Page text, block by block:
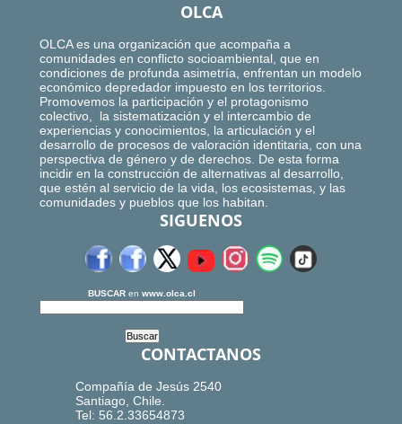
OLCA
OLCA es una organización que acompaña a
comunidades en conflicto socioambiental, que en
condiciones de profunda asimetría, enfrentan un modelo
económico depredador impuesto en los territorios.
Promovemos la participación y el protagonismo
colectivo, la sistematización y el intercambio de
experiencias y conocimientos, la articulación y el
desarrollo de procesos de valoración identitaria, con una
perspectiva de género y de derechos. De esta forma
incidir en la construcción de alternativas al desarrollo,
que estén al servicio de la vida, los ecosistemas, y las
comunidades y pueblos que los habitan.
SIGUENOS
BUSCAR en www.olca.cl
CONTACTANOS
Compañía de Jesús 2540
Santiago, Chile.
Tel: 56.2.33654873